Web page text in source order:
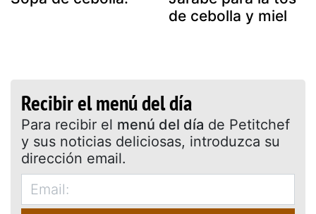
de cebolla y miel
Recibir el menú del día
Para recibir el menú del día de Petitchef
y sus noticias deliciosas, introduzca su
dirección email.